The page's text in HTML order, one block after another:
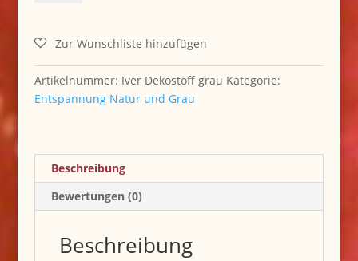
grau
Artikelnummer: Iver Dekostoff grau Kategorie:
Entspannung Natur und Grau
Beschreibung
Bewertungen (0)
Beschreibung